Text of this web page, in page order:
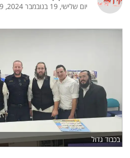
יום שלישי, 19 בנובמבר 2024, 02:59
בכבוד גדול